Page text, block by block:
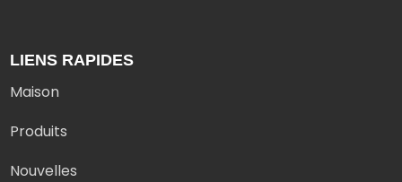
LIENS RAPIDES
Maison
Produits
Nouvelles